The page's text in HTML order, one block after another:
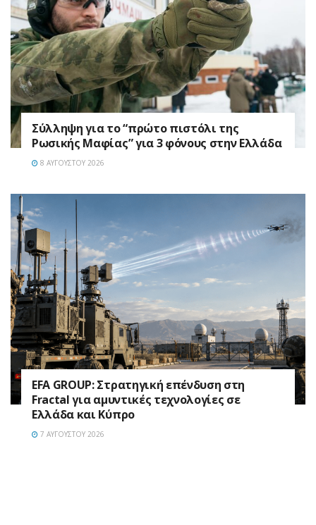
Σύλληψη για το “πρώτο πιστόλι της
Ρωσικής Μαφίας” για 3 φόνους στην Ελλάδα
8 ΑΥΓΟΎΣΤΟΥ 2026
EFA GROUP: Στρατηγική επένδυση στη
Fractal για αμυντικές τεχνολογίες σε
Ελλάδα και Κύπρο
7 ΑΥΓΟΎΣΤΟΥ 2026